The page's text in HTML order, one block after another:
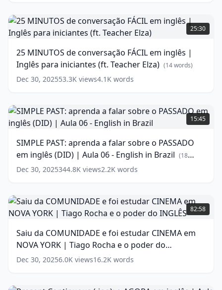
|
Inglês
para
words)
25
MINUTOS
de
FÁCIL
em
inglês
|
para
iniciantes
(ft.
Elza)
(14
25:30
25 MINUTOS de conversação FÁCIL em inglês |
Inglês para iniciantes (ft. Teacher Elza) (14words)
Dec 30, 202553.3K views4.1K words
SIMPLE
PAST:
aprenda
falar
sobre
o
PASSADO
inglês
(DID)
|
06
in
words)
15:45
SIMPLE PAST: aprenda a falar sobre o PASSADO
em inglês (DID) | Aula 06 - English in Brazil (18
words)
Dec 30, 2025344.8K views2.2K words
Saiu
da
COMUNIDADE
foi
estudar
CINEMA
em
YORK
82:58
Saiu da COMUNIDADE e foi estudar CINEMA em
NOVA YORK | Tiago Rocha e o poder do
INGLÊS (18words)
Dec 30, 20256.0K views16.2K words
Present